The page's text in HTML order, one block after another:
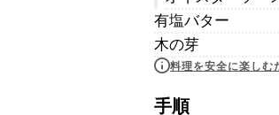
有塩バター
木の芽
料理を安全に楽しむ
手順